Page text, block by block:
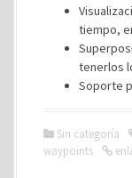
tiempo,
tenerlos
Soporte
Sin categoría
waypoints